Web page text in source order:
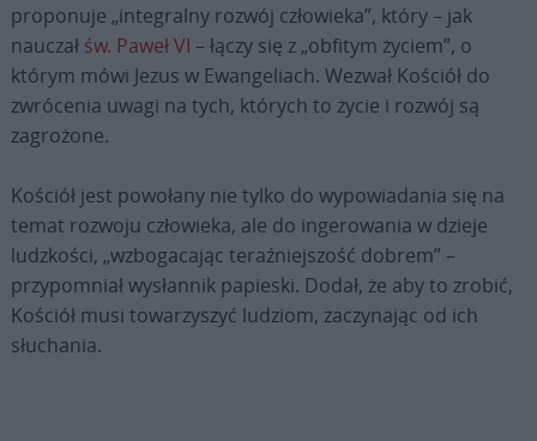
proponuje „integralny rozwój człowieka”, który – jak
nauczał św. Paweł VI – łączy się z „obfitym życiem”, o
którym mówi Jezus w Ewangeliach. Wezwał Kościół do
zwrócenia uwagi na tych, których to życie i rozwój są
zagrożone.
Kościół jest powołany nie tylko do wypowiadania się na
temat rozwoju człowieka, ale do ingerowania w dzieje
ludzkości, „wzbogacając teraźniejszość dobrem” –
przypomniał wysłannik papieski. Dodał, że aby to zrobić,
Kościół musi towarzyszyć ludziom, zaczynając od ich
słuchania.